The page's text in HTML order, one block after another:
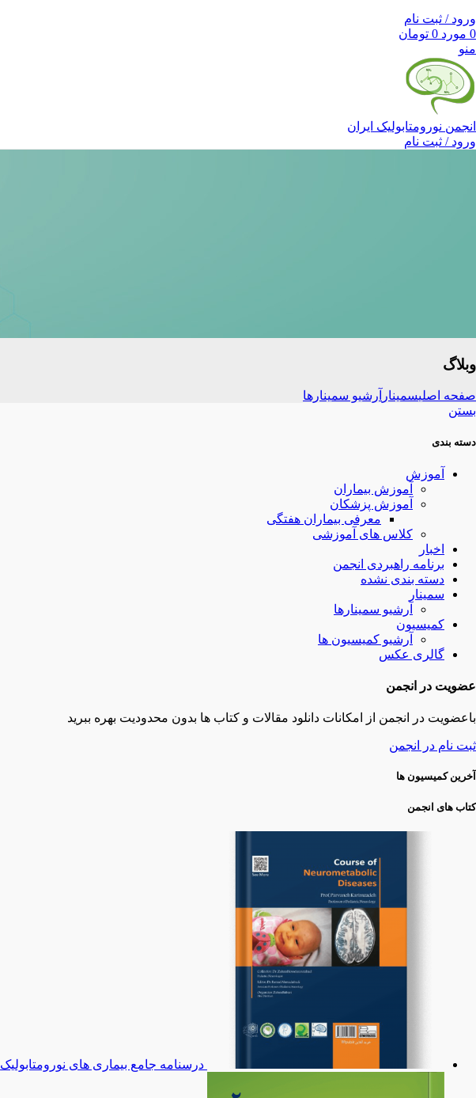
ورود / ثبت نام
0 مورد 0 تومان
منو
انجمن نورومتابولیک ایران
ورود / ثبت نام
وبلاگ
صفحه اصلیسمینار آرشیو سمینارها
بستن
دسته بندی
آموزش
آموزش بیماران
آموزش پزشکان
معرفی بیماران هفتگی
کلاس های آموزشی
اخبار
برنامه راهبردی انجمن
دسته بندی نشده
سمینار
آرشیو سمینارها
کمیسیون
آرشیو کمیسیون ها
گالری عکس
عضویت در انجمن
باعضویت در انجمن از امکانات دانلود مقالات و کتاب ها بدون محدودیت بهره ببرید
ثبت نام در انجمن
آخرین کمیسیون ها
کتاب های انجمن
درسنامه جامع بیماری های نورومتابولیک